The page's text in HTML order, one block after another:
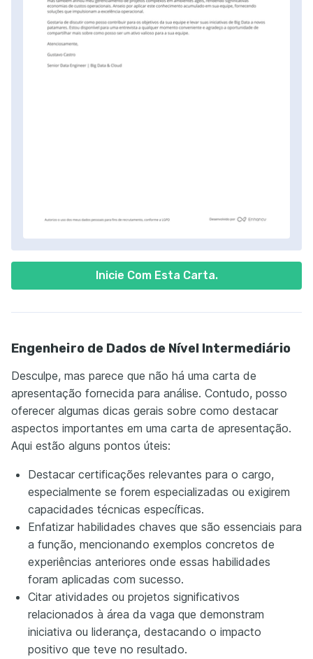
Inicie Com Esta Carta.
Engenheiro de Dados de Nível Intermediário
Desculpe, mas parece que não há uma carta de
apresentação fornecida para análise. Contudo, posso
oferecer algumas dicas gerais sobre como destacar
aspectos importantes em uma carta de apresentação.
Aqui estão alguns pontos úteis:
Destacar certificações relevantes para o cargo,
especialmente se forem especializadas ou exigirem
capacidades técnicas específicas.
Enfatizar habilidades chaves que são essenciais para
a função, mencionando exemplos concretos de
experiências anteriores onde essas habilidades
foram aplicadas com sucesso.
Citar atividades ou projetos significativos
relacionados à área da vaga que demonstram
iniciativa ou liderança, destacando o impacto
positivo que teve no resultado.